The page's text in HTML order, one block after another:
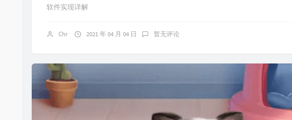
软件实现详解
Chr 2021 年 04 月 04 日 暂无评论